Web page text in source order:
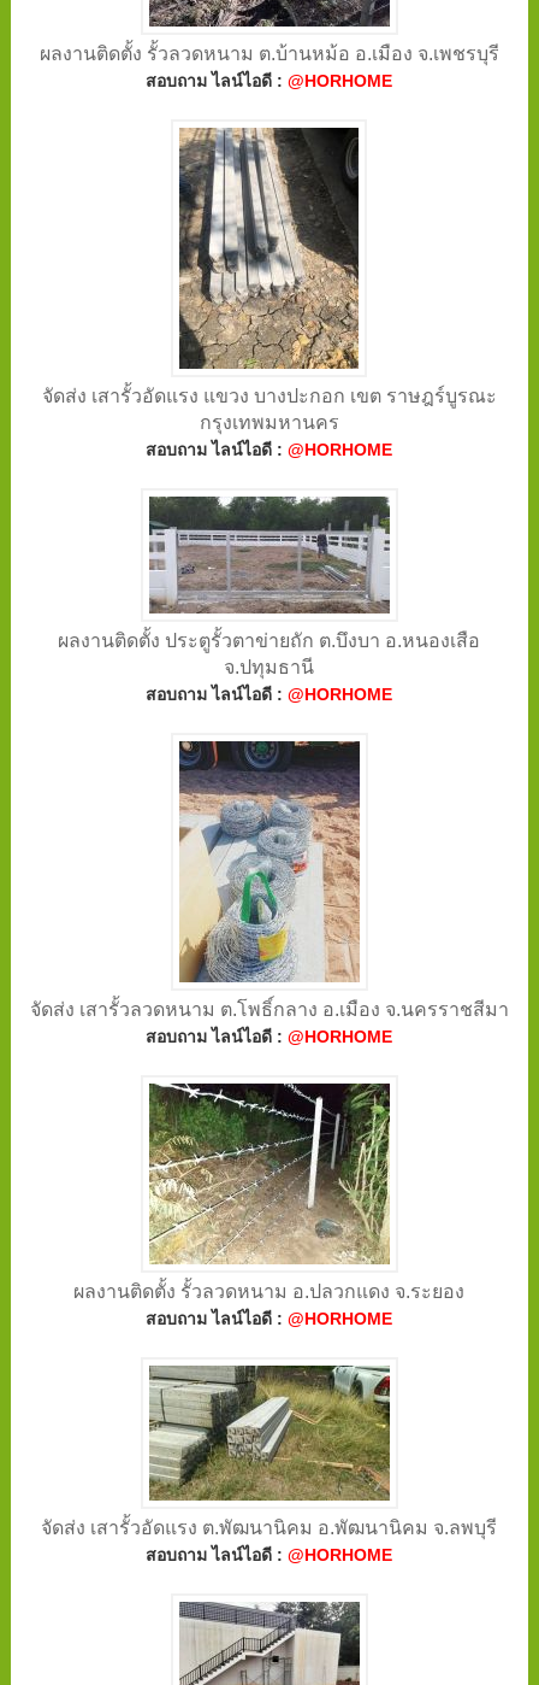
ผลงานติดตั้ง รั้วลวดหนาม ต.บ้านหม้อ อ.เมือง จ.เพชรบุรี
สอบถาม ไลน์ไอดี :@HORHOME
จัดส่ง เสารั้วอัดแรง แขวง บางปะกอก เขต ราษฎร์บูรณะ
กรุงเทพมหานคร
สอบถาม ไลน์ไอดี :@HORHOME
ผลงานติดตั้ง ประตูรั้วตาข่ายถัก ต.บึงบา อ.หนองเสือ
จ.ปทุมธานี
สอบถาม ไลน์ไอดี :@HORHOME
จัดส่ง เสารั้วลวดหนาม ต.โพธิ์กลาง อ.เมือง จ.นครราชสีมา
สอบถาม ไลน์ไอดี :@HORHOME
ผลงานติดตั้ง รั้วลวดหนาม อ.ปลวกแดง จ.ระยอง
สอบถาม ไลน์ไอดี :@HORHOME
จัดส่ง เสารั้วอัดแรง ต.พัฒนานิคม อ.พัฒนานิคม จ.ลพบุรี
สอบถาม ไลน์ไอดี :@HORHOME